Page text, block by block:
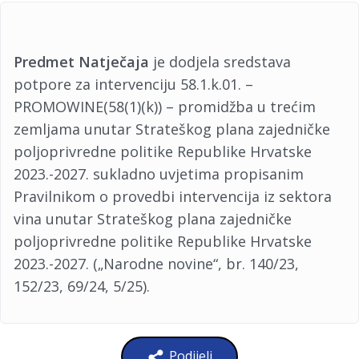
Predmet Natječaja je dodjela sredstava
potpore za intervenciju 58.1.k.01. –
PROMOWINE(58(1)(k)) – promidžba u trećim
zemljama unutar Strateškog plana zajedničke
poljoprivredne politike Republike Hrvatske
2023.-2027. sukladno uvjetima propisanim
Pravilnikom o provedbi intervencija iz sektora
vina unutar Strateškog plana zajedničke
poljoprivredne politike Republike Hrvatske
2023.-2027. („Narodne novine“, br. 140/23,
152/23, 69/24, 5/25).